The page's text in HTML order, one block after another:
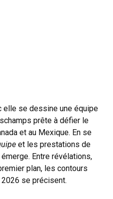
elle se dessine une équipe
prête à défier le
et au Mexique. En se
et les prestations de
Entre révélations,
plan, les contours
se précisent.